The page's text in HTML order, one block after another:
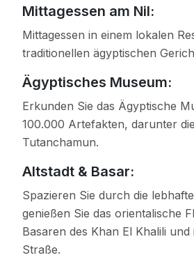
Mittagessen am Nil:
Mittagessen in einem lokalen
traditionellen ägyptischen
Ägyptisches Museum:
Erkunden Sie das Ägyptische
100.000 Artefakten, darunter
Tutanchamun.
Altstadt & Basar:
Spazieren Sie durch die
genießen Sie das orientalische
Basaren des Khan El Khalili
Straße.